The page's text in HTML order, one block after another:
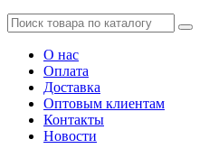
О нас
Оплата
Доставка
Оптовым клиентам
Контакты
Новости